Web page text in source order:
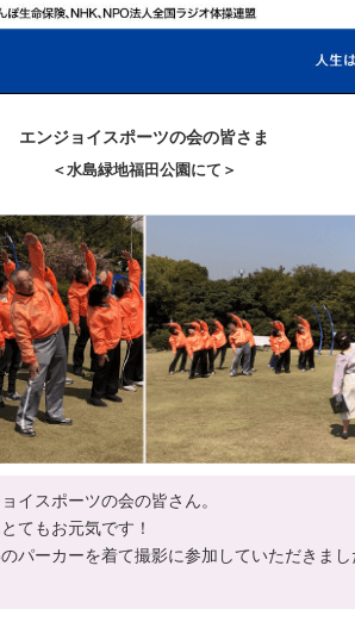
エンジョイスポーツの会の皆さま
＜水島緑地福田公園にて＞
イスポーツの会の皆さん。
てもお元気です！
パーカーを着て撮影に参加していただきま